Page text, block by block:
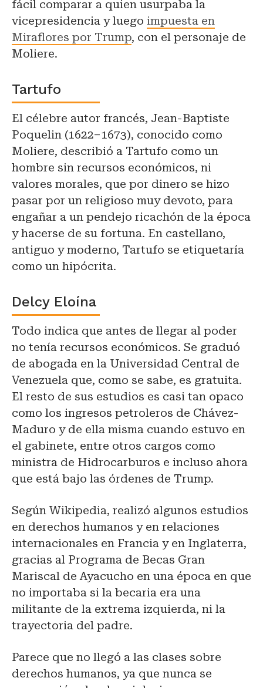
fácil comparar a quien usurpaba la
vicepresidencia y luego impuesta en
Miraflores por Trump, con el personaje de
Moliere.
Tartufo
El célebre autor francés, Jean-Baptiste
Poquelin (1622–1673), conocido como
Moliere, describió a Tartufo como un
hombre sin recursos económicos, ni
valores morales, que por dinero se hizo
pasar por un religioso muy devoto, para
engañar a un pendejo ricachón de la época
y hacerse de su fortuna. En castellano,
antiguo y moderno, Tartufo se etiquetaría
como un hipócrita.
Delcy Eloína
Todo indica que antes de llegar al poder
no tenía recursos económicos. Se graduó
de abogada en la Universidad Central de
Venezuela que, como se sabe, es gratuita.
El resto de sus estudios es casi tan opaco
como los ingresos petroleros de Chávez-
Maduro y de ella misma cuando estuvo en
el gabinete, entre otros cargos como
ministra de Hidrocarburos e incluso ahora
que está bajo las órdenes de Trump.
Según Wikipedia, realizó algunos estudios
en derechos humanos y en relaciones
internacionales en Francia y en Inglaterra,
gracias al Programa de Becas Gran
Mariscal de Ayacucho en una época en que
no importaba si la becaria era una
militante de la extrema izquierda, ni la
trayectoria del padre.
Parece que no llegó a las clases sobre
derechos humanos, ya que nunca se